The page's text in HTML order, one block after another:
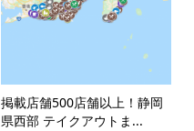
掲載店舗500店舗以上！静岡
県西部 テイクアウトま...